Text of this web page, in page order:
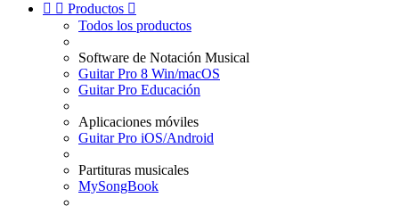
  Productos 
Todos los productos
Software de Notación Musical
Guitar Pro 8 Win/macOS
Guitar Pro Educación
Aplicaciones móviles
Guitar Pro iOS/Android
Partituras musicales
MySongBook